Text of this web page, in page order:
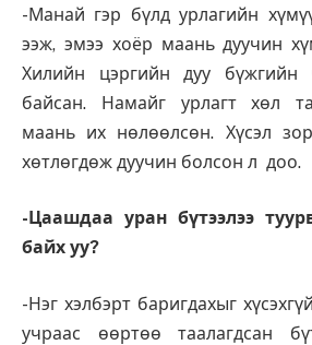
-Манай гэр бүлд урлагийн
ээж, эмээ хоёр маань дуучин
Хилийн цэргийн дуу бүжгийн
байсан. Намайг урлагт хөл
маань их нөлөөлсөн. Хүсэл
хөтлөгдөж дуучин болсон л доо.
-Цаашдаа уран бүтээлээ
байх уу?
-Нэг хэлбэрт баригдахыг
учраас өөртөө таалагдсан